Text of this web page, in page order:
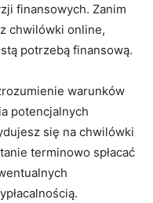
finansowych. Zanim
chwilówki online,
potrzebą finansową.
warunków
potencjalnych
się na chwilówki
terminowo spłacać